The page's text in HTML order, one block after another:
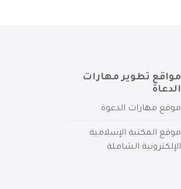
مواقع تطوير مهارات
الدعاة
موقع مهارات الدعوة
موقع المكتبة الإسلامية
الإلكترونية الشاملة